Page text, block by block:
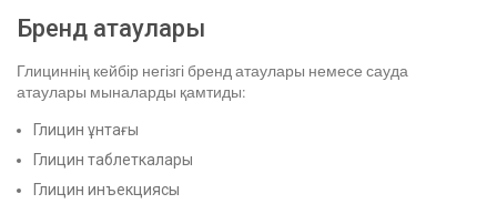
Бренд атаулары
Глициннің кейбір негізгі бренд атаулары немесе сауда
атаулары мыналарды қамтиды:
Глицин ұнтағы
Глицин таблеткалары
Глицин инъекциясы